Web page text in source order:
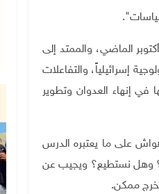
الماضي، والممتد إلى
إسرائيلياً، والتفاعلات
في إنهاء العدوان وتطوير
على ما يعتبره الدرس
وهل نستطيع؟ ويجيب عن
مخرج ممكن.